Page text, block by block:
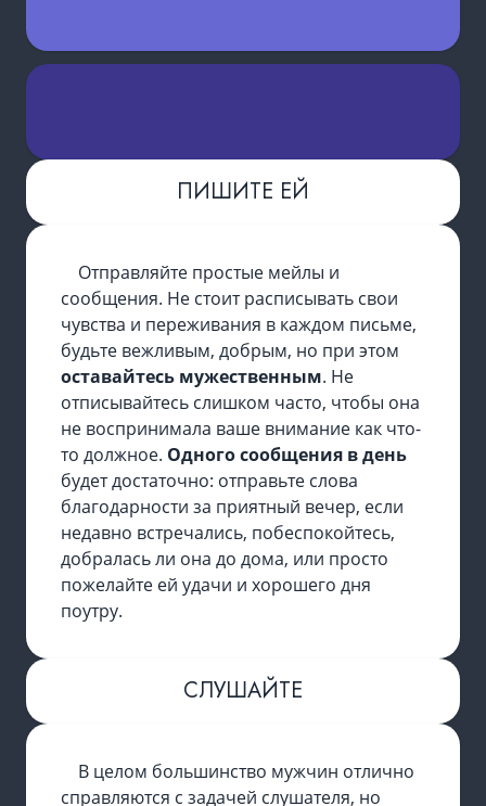
ПИШИТЕ ЕЙ
Отправляйте простые мейлы и
сообщения. Не стоит расписывать свои
чувства и переживания в каждом письме,
будьте вежливым, добрым, но при этом
оставайтесь мужественным. Не
отписывайтесь слишком часто, чтобы она
не воспринимала ваше внимание как что-
то должное. Одного сообщения в день
будет достаточно: отправьте слова
благодарности за приятный вечер, если
недавно встречались, побеспокойтесь,
добралась ли она до дома, или просто
пожелайте ей удачи и хорошего дня
поутру.
СЛУШАЙТЕ
В целом большинство мужчин отлично
справляются c задачей слушателя, но